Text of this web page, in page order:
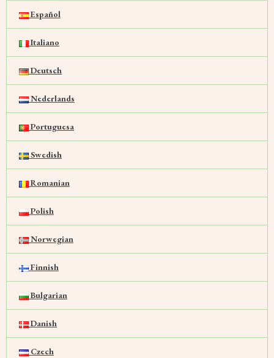
Español
Italiano
Deutsch
Nederlands
Portuguesa
Swedish
Romanian
Polish
Norwegian
Finnish
Bulgarian
Danish
Czech